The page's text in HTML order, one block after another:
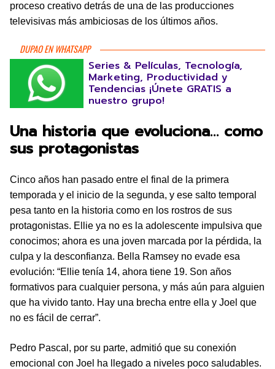
proceso creativo detrás de una de las producciones
televisivas más ambiciosas de los últimos años.
DUPAO EN WHATSAPP
Series & Películas, Tecnología,
Marketing, Productividad y
Tendencias ¡Únete GRATIS a
nuestro grupo!
Una historia que evoluciona… como
sus protagonistas
Cinco años han pasado entre el final de la primera
temporada y el inicio de la segunda, y ese salto temporal
pesa tanto en la historia como en los rostros de sus
protagonistas. Ellie ya no es la adolescente impulsiva que
conocimos; ahora es una joven marcada por la pérdida, la
culpa y la desconfianza. Bella Ramsey no evade esa
evolución: “Ellie tenía 14, ahora tiene 19. Son años
formativos para cualquier persona, y más aún para alguien
que ha vivido tanto. Hay una brecha entre ella y Joel que
no es fácil de cerrar”.
Pedro Pascal, por su parte, admitió que su conexión
emocional con Joel ha llegado a niveles poco saludables.